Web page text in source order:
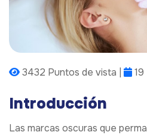
3432 Puntos de vista |
Introducción
Las marcas oscuras que